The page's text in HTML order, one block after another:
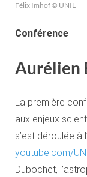
Félix Imhof © UNIL
Conférence
Aurélien
La première
aux enjeux
s’est déroulée à
youtube.com/
Dubochet,